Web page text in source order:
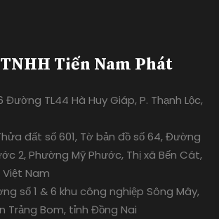
Tiến Nam Phát
Đường TL44 Hà Huy Giáp, P. Thạnh Lộc,
đất số 601, Tờ bản đồ số 64, Đường
2, Phường Mỹ Phước, Thị xã Bến Cát,
Việt Nam
số 1 & 6 khu công nghiệp Sông Mây,
Trảng Bom, tỉnh Đồng Nai